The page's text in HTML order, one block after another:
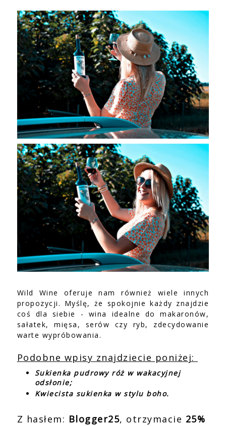
Wild Wine oferuje nam również wiele innych
propozycji. Myślę, że spokojnie każdy znajdzie
coś dla siebie - wina idealne do makaronów,
sałatek, mięsa, serów czy ryb, zdecydowanie
warte wypróbowania.
Podobne wpisy znajdziecie poniżej:
Sukienka pudrowy róż w wakacyjnej
odsłonie;
Kwiecista sukienka w stylu boho.
Z hasłem: Blogger25, otrzymacie 25%